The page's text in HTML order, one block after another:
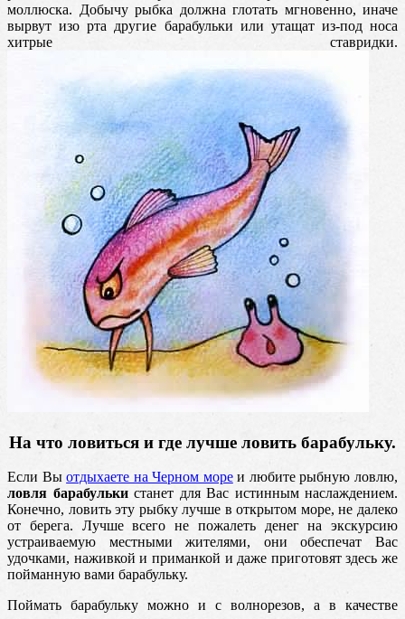
моллюска. Добычу рыбка должна глотать мгновенно, иначе
вырвут изо рта другие барабульки или утащат из-под носа
хитрые ставридки.
На что ловиться и где лучше ловить барабульку.
Если Выотдыхаете на Черном мореи любите рыбную ловлю,
ловля барабулькистанет для Вас истинным наслаждением.
Конечно, ловить эту рыбку лучше в открытом море, не далеко
от берега. Лучше всего не пожалеть денег на экскурсию
устраиваемую местными жителями, они обеспечат Вас
удочками, наживкой и приманкой и даже приготовят здесь же
пойманную вами барабульку.
Поймать барабульку можно и с волнорезов, а в качестве